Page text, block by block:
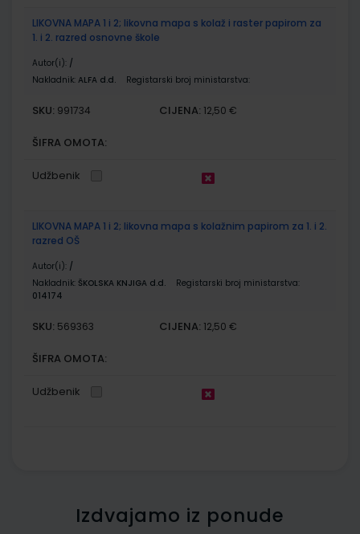
LIKOVNA MAPA 1 i 2; likovna mapa s kolaž i raster papirom za
1. i 2. razred osnovne škole
Autor(i): /
Nakladnik: ALFA d.d. Registarski broj ministarstva:
SKU: 991734 CIJENA: 12,50 €
ŠIFRA OMOTA:
Udžbenik
LIKOVNA MAPA 1 i 2; likovna mapa s kolažnim papirom za 1. i 2.
razred OŠ
Autor(i): /
Nakladnik: ŠKOLSKA KNJIGA d.d.
Registarski broj ministarstva:
014174
SKU: 569363 CIJENA: 12,50 €
ŠIFRA OMOTA:
Udžbenik
Izdvajamo iz ponude